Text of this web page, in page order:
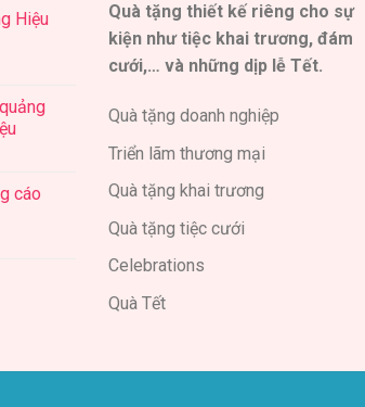
Hiệu
cáo
Quà tặng thiết kế riêng cho sự
kiện như tiệc khai trương, đám
cưới,… và những dịp lễ Tết.
Quà tặng doanh nghiệp
Triển lãm thương mại
Quà tặng khai trương
Quà tặng tiệc cưới
Celebrations
Quà Tết